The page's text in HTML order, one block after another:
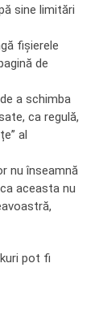
sine limitări
fișierele
de
a schimba
ca regulă,
al
nu înseamnă
aceasta nu
pot fi